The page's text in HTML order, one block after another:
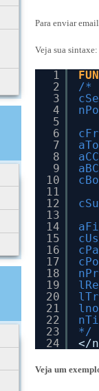
Para enviar
Veja sua sintaxe:
1
2
3
4
5
6
7
8
9
10
11
12
13
14
15
16
17
18
19
20
21
22
23
24
/*
*/
</
Veja um